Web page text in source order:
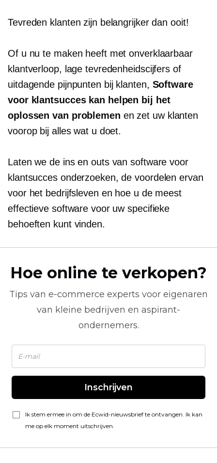
Tevreden klanten zijn belangrijker dan ooit!
Of u nu te maken heeft met onverklaarbaar
klantverloop, lage tevredenheidscijfers of
uitdagende pijnpunten bij klanten, Software
voor klantsucces kan helpen bij het
oplossen van problemen en zet uw klanten
voorop bij alles wat u doet.
Laten we de ins en outs van software voor
klantsucces onderzoeken, de voordelen ervan
voor het bedrijfsleven en hoe u de meest
effectieve software voor uw specifieke
behoeften kunt vinden.
Hoe online te verkopen?
Tips van e-commerce experts voor eigenaren
van kleine bedrijven en aspirant-
ondernemers.
Inschrijven
Ik stem ermee in om de Ecwid-nieuwsbrief te ontvangen. Ik kan
me op elk moment uitschrijven.